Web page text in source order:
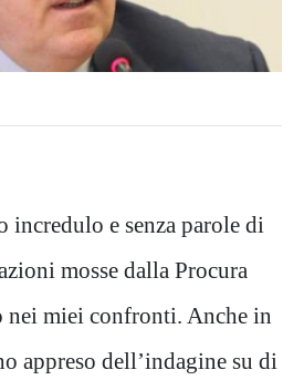
incredulo e senza parole di
mosse dalla Procura
nei miei confronti. Anche in
appreso dell’indagine su di